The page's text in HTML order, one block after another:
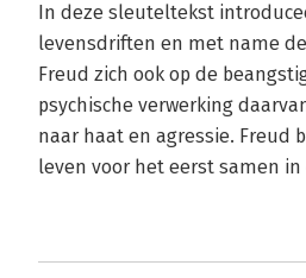
In deze sleuteltekst
levensdriften en met name
Freud zich ook op de
psychische verwerking
naar haat en agressie. Freud
leven voor het eerst samen in